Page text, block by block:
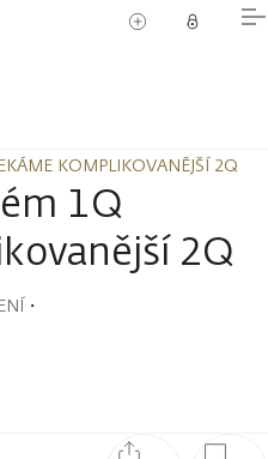
KOMPLIKOVANĚJŠÍ 2Q
KOMPLIKOVANĚJŠÍ 2Q
1Q
2Q
・